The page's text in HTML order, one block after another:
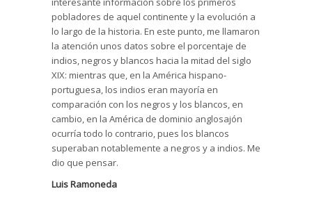
pobladores de aquel continente y la evolución a
lo largo de la historia. En este punto, me llamaron
la atención unos datos sobre el porcentaje de
indios, negros y blancos hacia la mitad del siglo
XIX: mientras que, en la América hispano-
portuguesa, los indios eran mayoría en
comparación con los negros y los blancos, en
cambio, en la América de dominio anglosajón
ocurría todo lo contrario, pues los blancos
superaban notablemente a negros y a indios. Me
dio que pensar.
Luis Ramoneda